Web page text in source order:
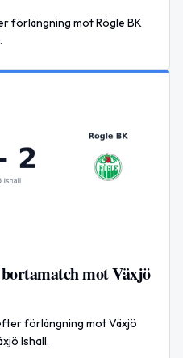
förlängning mot Rögle BK
mot Växjö
förlängning mot Växjö
Ishall.